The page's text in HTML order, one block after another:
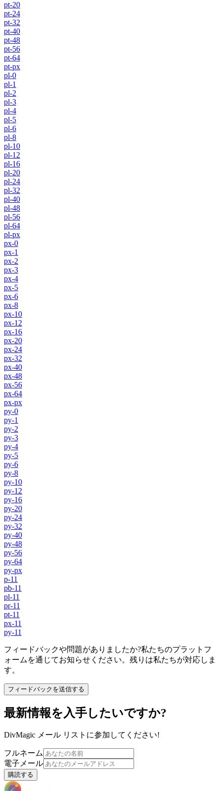
pt-20
pt-24
pt-32
pt-40
pt-48
pt-56
pt-64
pt-px
pl-0
pl-1
pl-2
pl-3
pl-4
pl-5
pl-6
pl-8
pl-10
pl-12
pl-16
pl-20
pl-24
pl-32
pl-40
pl-48
pl-56
pl-64
pl-px
px-0
px-1
px-2
px-3
px-4
px-5
px-6
px-8
px-10
px-12
px-16
px-20
px-24
px-32
px-40
px-48
px-56
px-64
px-px
py-0
py-1
py-2
py-3
py-4
py-5
py-6
py-8
py-10
py-12
py-16
py-20
py-24
py-32
py-40
py-48
py-56
py-64
py-px
p-11
pb-11
pl-11
pr-11
pt-11
px-11
py-11
フィードバックや問題がありましたか?私たちのプラットフ
ォームを通じてお知らせください。残りは私たちが対応しま
す。
フィードバックを送信する
最新情報を入手したいですか?
DivMagic メール リストに参加してください!
フルネーム
電子メール
購読する